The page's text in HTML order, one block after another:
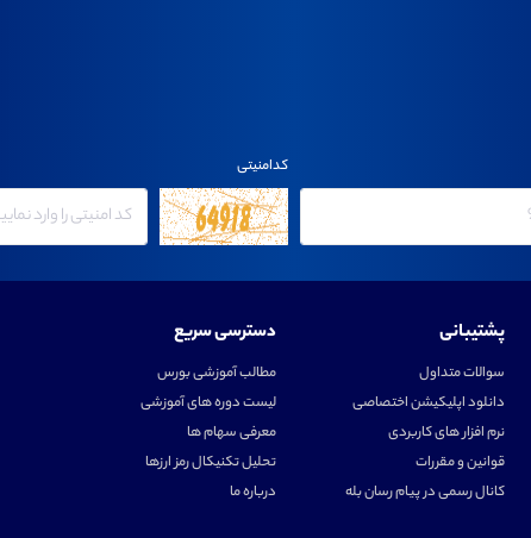
کدامنیتی
پشتیبانی
سوالات متداول
دانلود اپلیکیشن اختصاصی
نرم افزار های کاربردی
قوانین و مقررات
کانال رسمی در پیام رسان بله
دسترسی سریع
مطالب آموزشی بورس
لیست دوره های آموزشی
معرفی سهام ها
تحلیل تکنیکال رمز ارزها
درباره ما